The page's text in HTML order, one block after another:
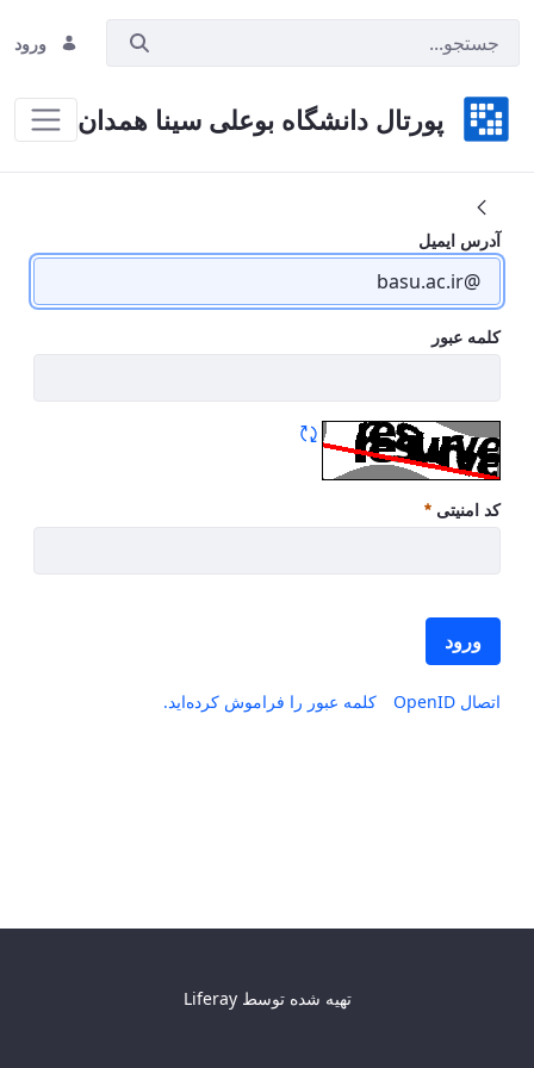
ورود
پورتال دانشگاه بوعلی سینا همدان
آدرس ایمیل
کلمه عبور
کد امنیتی
ورود
اتصال OpenID کلمه عبور را فراموش کرده‌اید.
تهیه شده توسطLiferay